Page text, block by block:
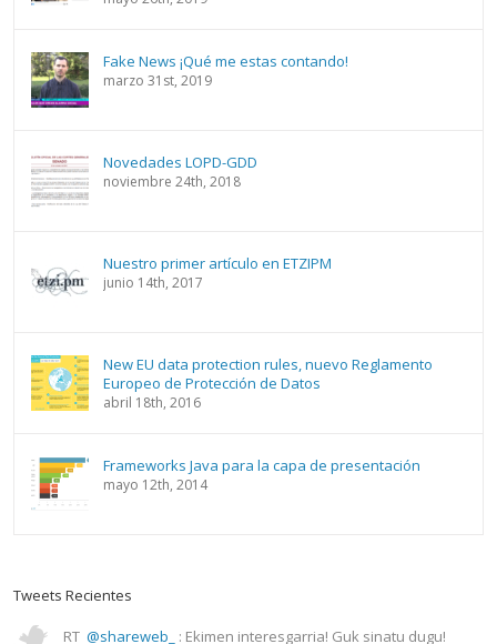
Fake News ¡Qué me estas contando!
marzo 31st, 2019
Novedades LOPD-GDD
noviembre 24th, 2018
Nuestro primer artículo en ETZIPM
junio 14th, 2017
New EU data protection rules, nuevo Reglamento
Europeo de Protección de Datos
abril 18th, 2016
Frameworks Java para la capa de presentación
mayo 12th, 2014
Tweets Recientes
RT @shareweb_
: Ekimen interesgarria! Guk sinatu dugu!